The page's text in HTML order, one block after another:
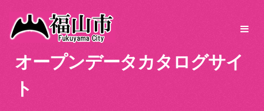
オープンデータカタログサイ
ト